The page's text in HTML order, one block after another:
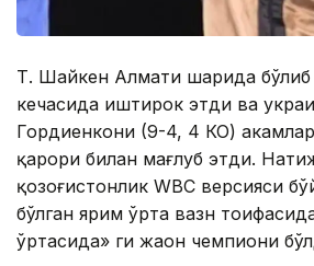
Т. Шайкен Алмати шаҳрида бўлиб
кечасида иштирок этди ва
Гордиенкони (9-4, 4 КО)
қарори билан мағлуб этди.
қозоғистонлик WBC версияси
бўлган ярим ўрта вазн
ўртасида» ги жаҳон чемпиони